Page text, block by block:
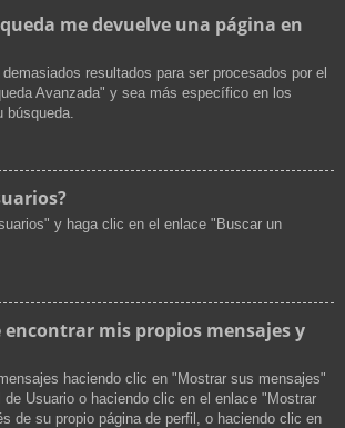
me devuelve una página en
resultados para ser procesados por el
Avanzada" y sea más específico en los
y haga clic en el enlace "Buscar un
encontrar mis propios mensajes y
haciendo clic en "Mostrar sus mensajes"
de Usuario o haciendo clic en el enlace "Mostrar
de su propio página de perfil, o haciendo clic en